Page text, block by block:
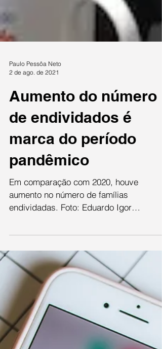
Paulo Pessôa Neto
2 de ago. de 2021
Aumento do número
de endividados é
marca do período
pandêmico
Em comparação com 2020, houve
endividadas. Foto: Eduardo Igor